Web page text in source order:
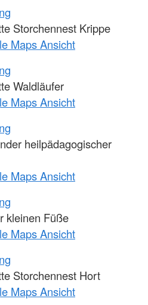
Storchennest Krippe
Maps Ansicht
Waldläufer
Maps Ansicht
heilpädagogischer
Maps Ansicht
kleinen Füße
Maps Ansicht
Storchennest Hort
Maps Ansicht